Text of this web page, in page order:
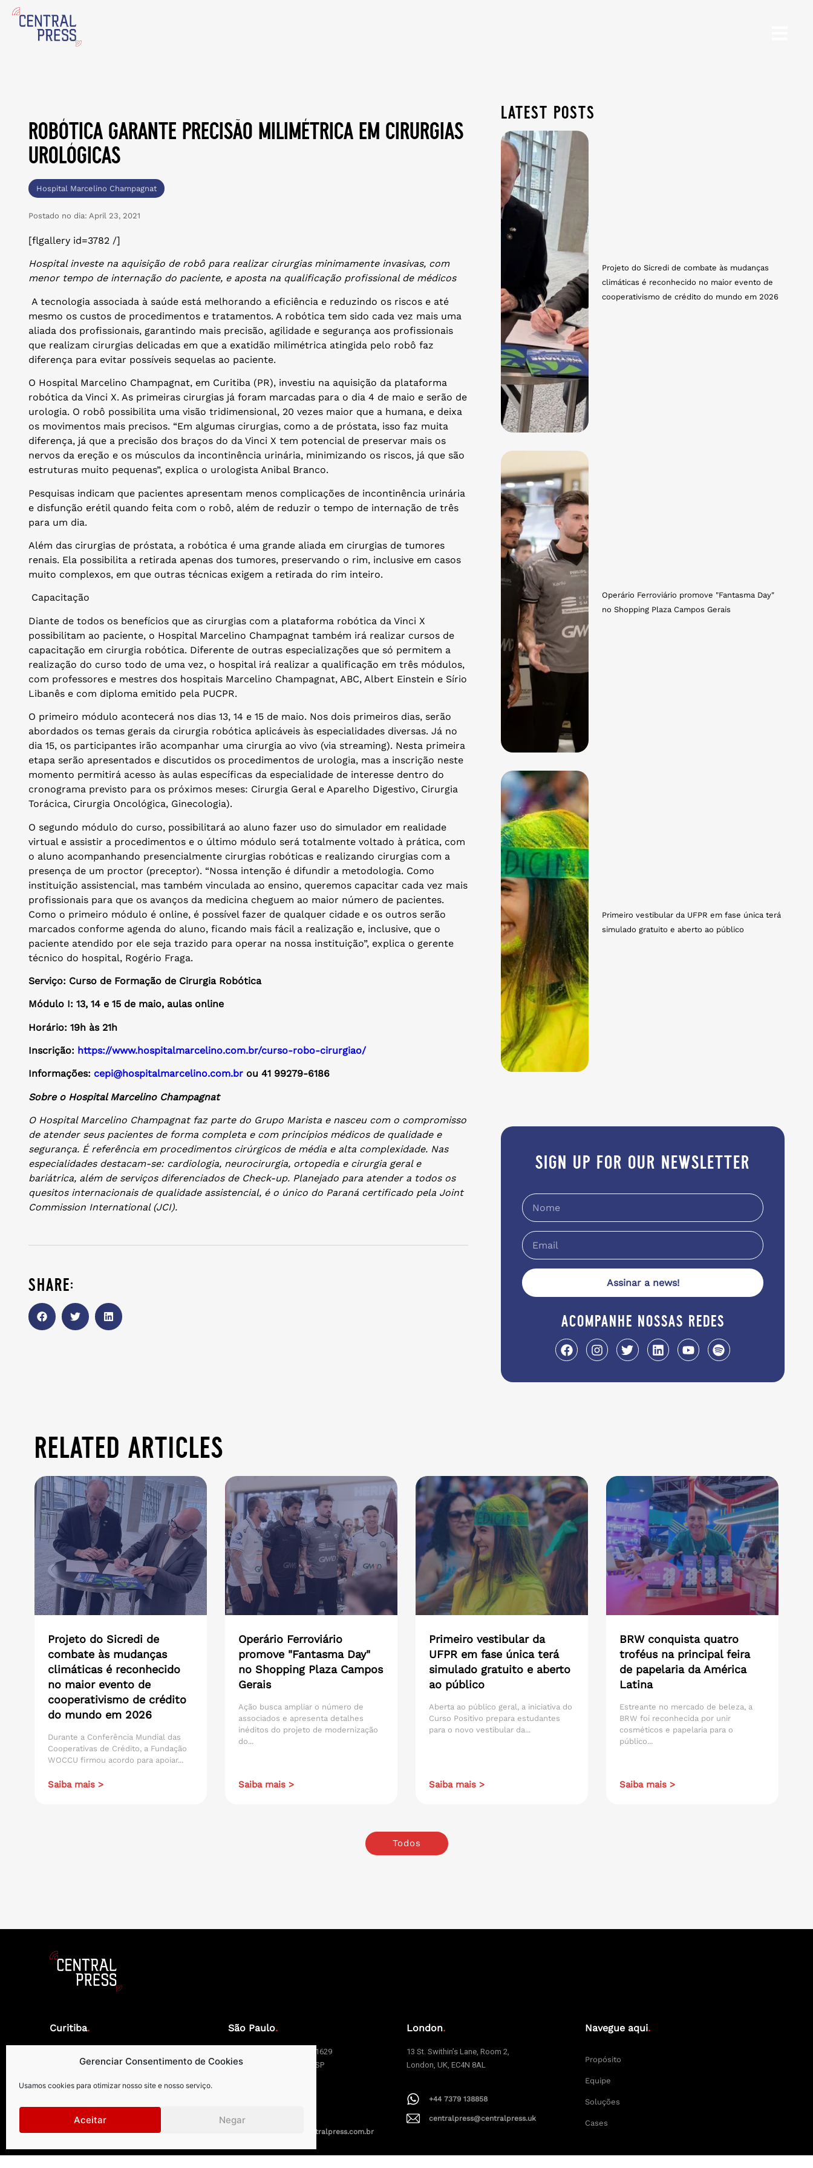
Gerenciar Consentimento de Cookies
Usamos cookies para otimizar nosso site e nosso serviço.
Aceitar Negar
robótica garante precisão milimétrica em cirurgias
urológicas
Hospital Marcelino Champagnat
Postado no dia: April 23, 2021
[flgallery id=3782 /]
Hospital investe na aquisição de robô para realizar cirurgias minimamente invasivas, com
menor tempo de internação do paciente, e aposta na qualificação profissional de médicos
A tecnologia associada à saúde está melhorando a eficiência e reduzindo os riscos e até
mesmo os custos de procedimentos e tratamentos. A robótica tem sido cada vez mais uma
aliada dos profissionais, garantindo mais precisão, agilidade e segurança aos profissionais
que realizam cirurgias delicadas em que a exatidão milimétrica atingida pelo robô faz
diferença para evitar possíveis sequelas ao paciente.
O Hospital Marcelino Champagnat, em Curitiba (PR), investiu na aquisição da plataforma
robótica da Vinci X. As primeiras cirurgias já foram marcadas para o dia 4 de maio e serão de
urologia. O robô possibilita uma visão tridimensional, 20 vezes maior que a humana, e deixa
os movimentos mais precisos. “Em algumas cirurgias, como a de próstata, isso faz muita
diferença, já que a precisão dos braços do da Vinci X tem potencial de preservar mais os
nervos da ereção e os músculos da incontinência urinária, minimizando os riscos, já que são
estruturas muito pequenas”, explica o urologista Anibal Branco.
Pesquisas indicam que pacientes apresentam menos complicações de incontinência urinária
e disfunção erétil quando feita com o robô, além de reduzir o tempo de internação de três
para um dia.
Além das cirurgias de próstata, a robótica é uma grande aliada em cirurgias de tumores
renais. Ela possibilita a retirada apenas dos tumores, preservando o rim, inclusive em casos
muito complexos, em que outras técnicas exigem a retirada do rim inteiro.
Capacitação
Diante de todos os benefícios que as cirurgias com a plataforma robótica da Vinci X
possibilitam ao paciente, o Hospital Marcelino Champagnat também irá realizar cursos de
capacitação em cirurgia robótica. Diferente de outras especializações que só permitem a
realização do curso todo de uma vez, o hospital irá realizar a qualificação em três módulos,
com professores e mestres dos hospitais Marcelino Champagnat, ABC, Albert Einstein e Sírio
Libanês e com diploma emitido pela PUCPR.
O primeiro módulo acontecerá nos dias 13, 14 e 15 de maio. Nos dois primeiros dias, serão
abordados os temas gerais da cirurgia robótica aplicáveis às especialidades diversas. Já no
dia 15, os participantes irão acompanhar uma cirurgia ao vivo (via streaming). Nesta primeira
etapa serão apresentados e discutidos os procedimentos de urologia, mas a inscrição neste
momento permitirá acesso às aulas específicas da especialidade de interesse dentro do
cronograma previsto para os próximos meses: Cirurgia Geral e Aparelho Digestivo, Cirurgia
Torácica, Cirurgia Oncológica, Ginecologia).
O segundo módulo do curso, possibilitará ao aluno fazer uso do simulador em realidade
virtual e assistir a procedimentos e o último módulo será totalmente voltado à prática, com
o aluno acompanhando presencialmente cirurgias robóticas e realizando cirurgias com a
presença de um proctor (preceptor). “Nossa intenção é difundir a metodologia. Como
instituição assistencial, mas também vinculada ao ensino, queremos capacitar cada vez mais
profissionais para que os avanços da medicina cheguem ao maior número de pacientes.
Como o primeiro módulo é online, é possível fazer de qualquer cidade e os outros serão
marcados conforme agenda do aluno, ficando mais fácil a realização e, inclusive, que o
paciente atendido por ele seja trazido para operar na nossa instituição”, explica o gerente
técnico do hospital, Rogério Fraga.
Serviço: Curso de Formação de Cirurgia Robótica
Módulo I: 13, 14 e 15 de maio, aulas online
Horário: 19h às 21h
Inscrição: https://www.hospitalmarcelino.com.br/curso-robo-cirurgiao/
Informações: cepi@hospitalmarcelino.com.br ou 41 99279-6186
Sobre o Hospital Marcelino Champagnat
O Hospital Marcelino Champagnat faz parte do Grupo Marista e nasceu com o compromisso
de atender seus pacientes de forma completa e com princípios médicos de qualidade e
segurança. É referência em procedimentos cirúrgicos de média e alta complexidade. Nas
especialidades destacam-se: cardiologia, neurocirurgia, ortopedia e cirurgia geral e
bariátrica, além de serviços diferenciados de Check-up. Planejado para atender a todos os
quesitos internacionais de qualidade assistencial, é o único do Paraná certificado pela Joint
Commission International (JCI).
share:
latest posts
Projeto do Sicredi de combate às mudanças
climáticas é reconhecido no maior evento de
cooperativismo de crédito do mundo em 2026
Operário Ferroviário promove "Fantasma Day"
no Shopping Plaza Campos Gerais
Primeiro vestibular da UFPR em fase única terá
simulado gratuito e aberto ao público
sign up for our newsletter
Assinar a news!
acompanhe nossas redes
related articles
Projeto do Sicredi de
combate às mudanças
climáticas é reconhecido
no maior evento de
cooperativismo de crédito
do mundo em 2026
Durante a Conferência Mundial das
Cooperativas de Crédito, a Fundação
WOCCU firmou acordo para apoiar...
Saiba mais >
Operário Ferroviário
promove "Fantasma Day"
no Shopping Plaza Campos
Gerais
Ação busca ampliar o número de
associados e apresenta detalhes
inéditos do projeto de modernização
do...
Saiba mais >
Primeiro vestibular da
UFPR em fase única terá
simulado gratuito e aberto
ao público
Aberta ao público geral, a iniciativa do
Curso Positivo prepara estudantes
para o novo vestibular da...
Saiba mais >
BRW conquista quatro
troféus na principal feira
de papelaria da América
Latina
Estreante no mercado de beleza, a
BRW foi reconhecida por unir
cosméticos e papelaria para o
público...
Saiba mais >
Todos
Curitiba.
Água Verde | Curitiba | PR |
centralpress@centralpress.com.br
São Paulo.
Rua Gomes de Carvalho, 1629
Vila Olímpia | São Paulo | SP
centralpress@centralpress.com.br
London.
13 St. Swithin’s Lane, Room 2,
London, UK, EC4N 8AL
+44 7379 138858
centralpress@centralpress.uk
Navegue aqui.
Propósito
Equipe
Soluções
Cases